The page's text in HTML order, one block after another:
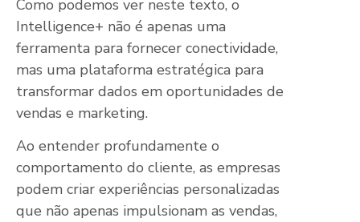
Como podemos ver neste texto, o
Intelligence+ não é apenas uma
ferramenta para fornecer conectividade,
mas uma plataforma estratégica para
transformar dados em oportunidades de
vendas e marketing.
Ao entender profundamente o
comportamento do cliente, as empresas
podem criar experiências personalizadas
que não apenas impulsionam as vendas,